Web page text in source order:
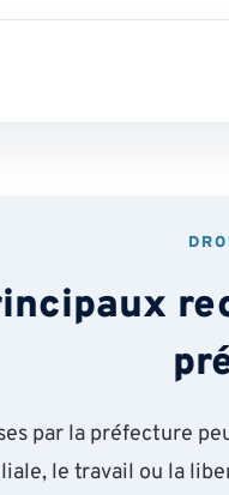
par la préfecture
le travail ou la